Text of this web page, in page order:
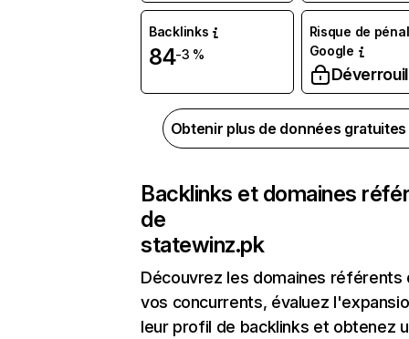
Backlinks
84-3 %
Risque de
Google
Obtenir plus de données
Backlinks et domaines
de
statewinz.pk
Découvrez les domaines référents
vos concurrents, évaluez
leur profil de backlinks et obtenez